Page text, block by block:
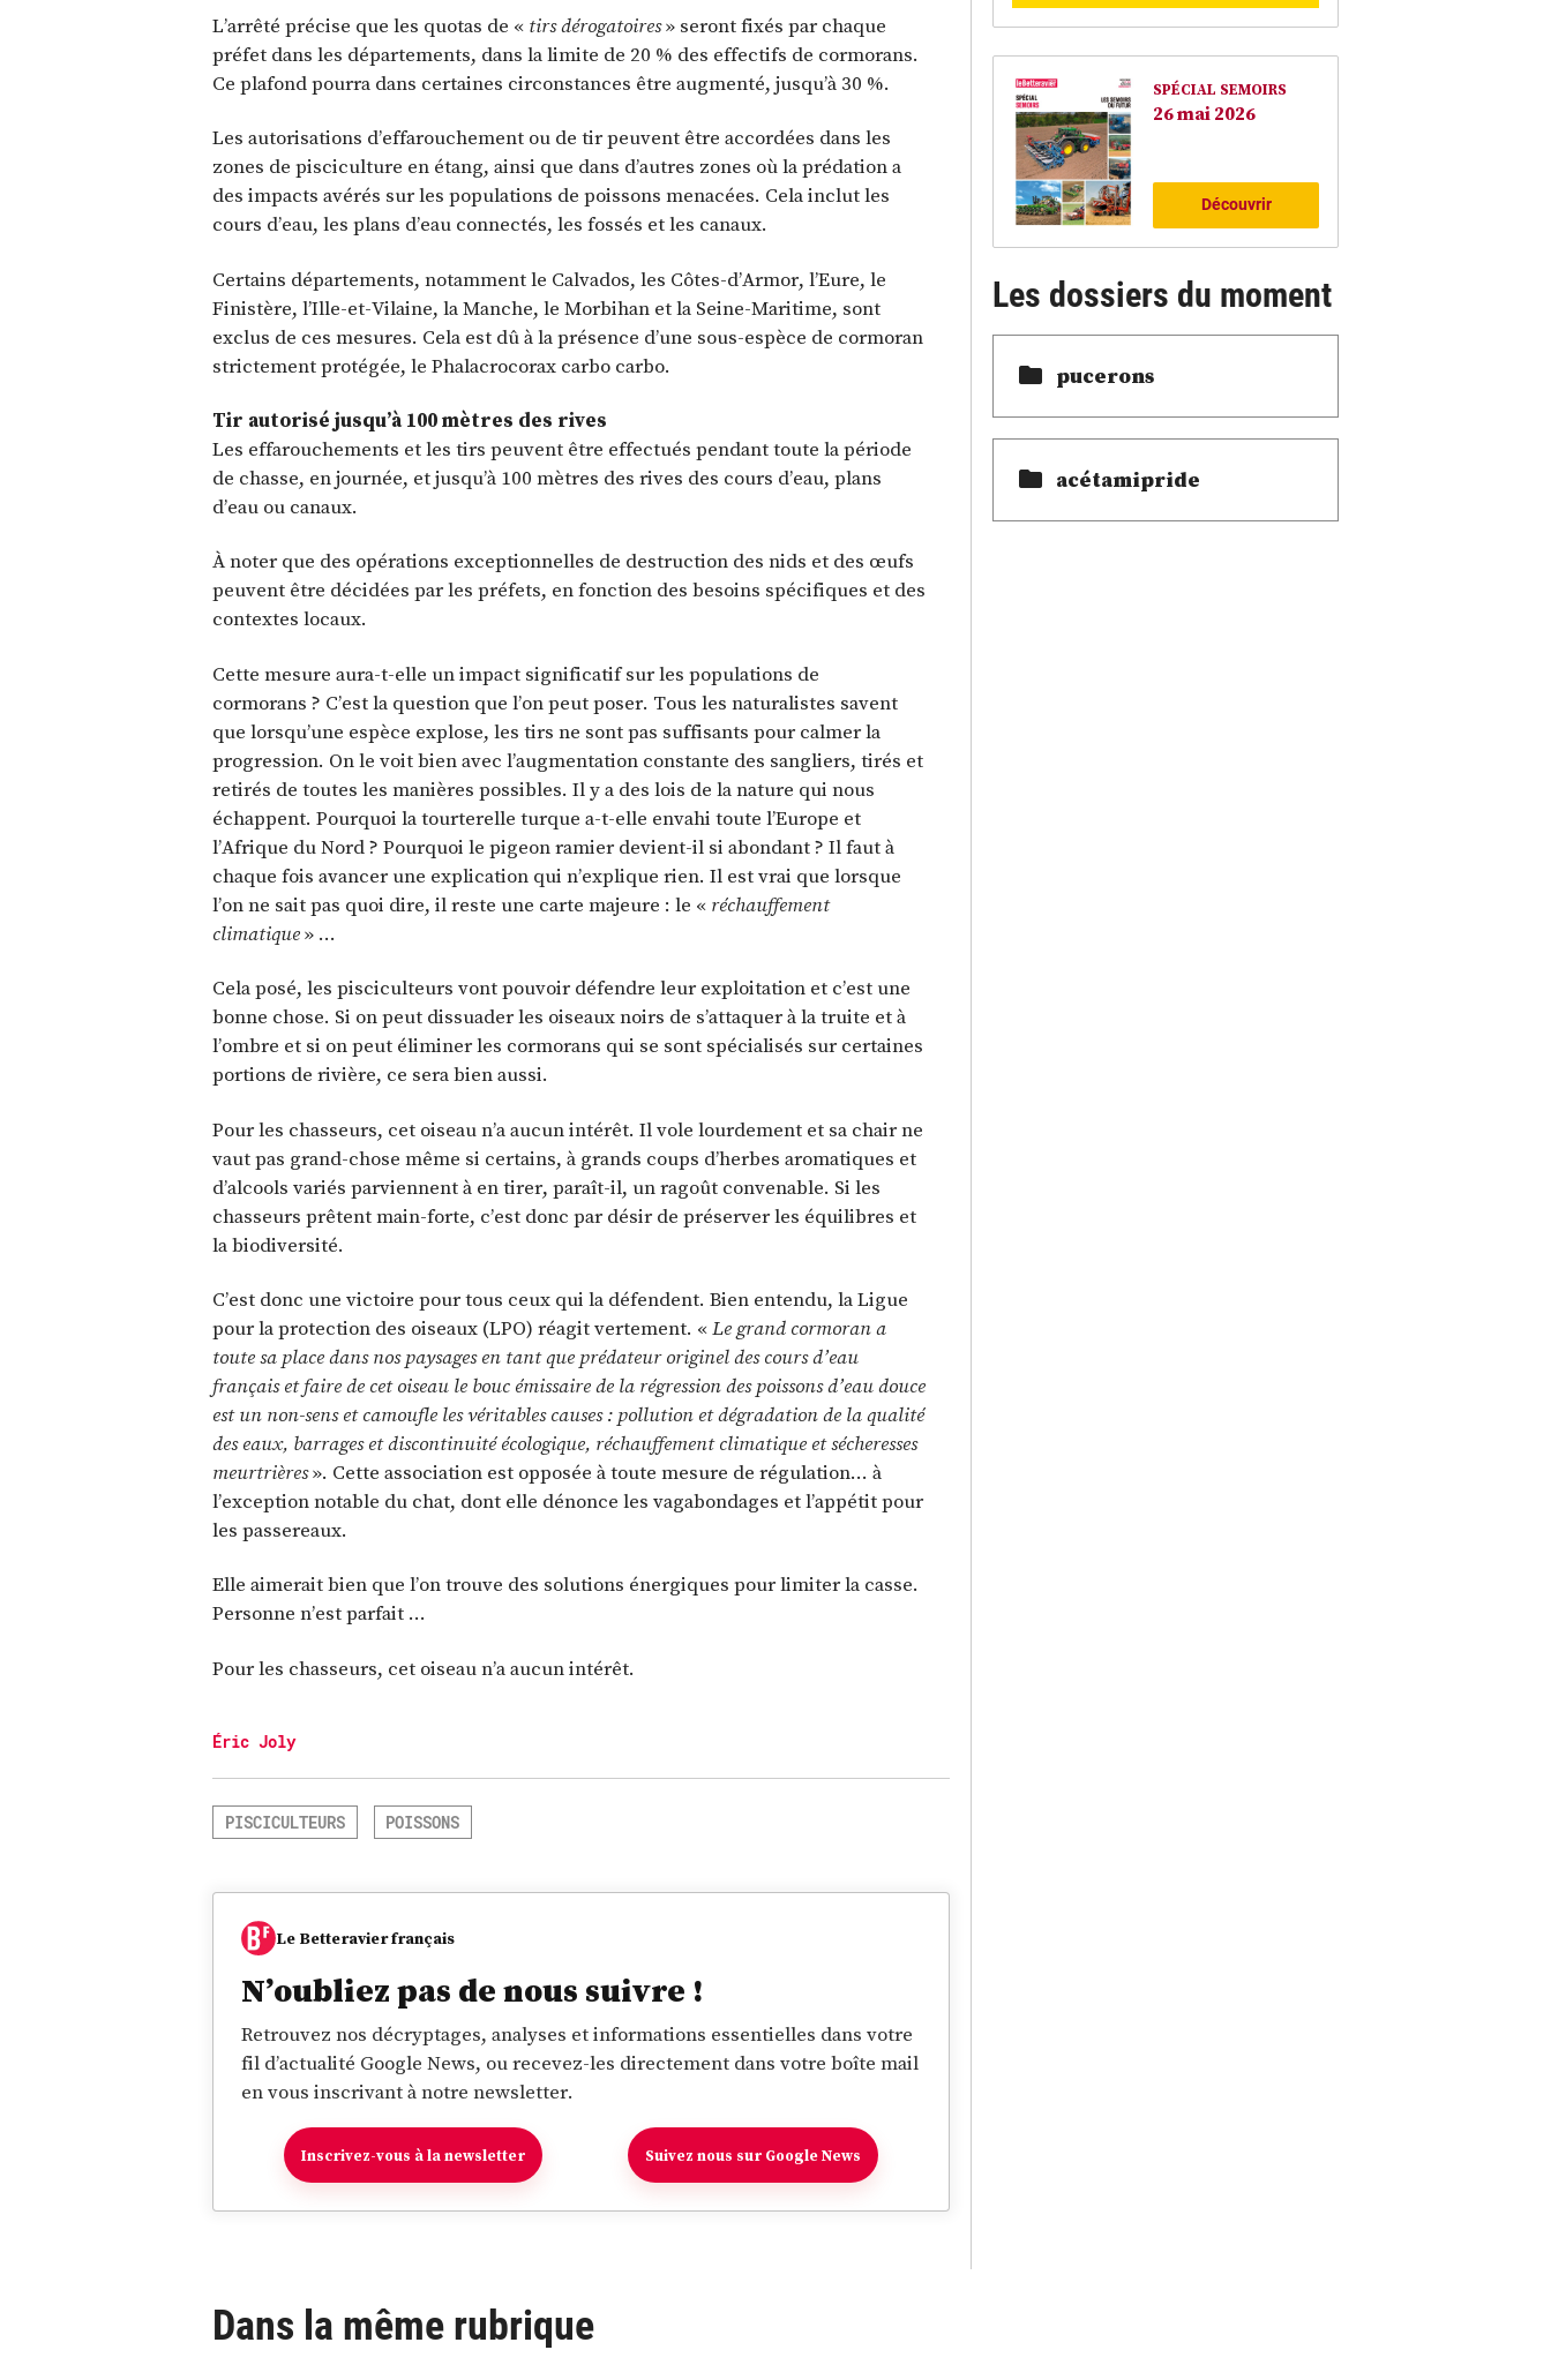
L’arrêté précise que les quotas de « tirs dérogatoires» seront fixés par chaque
préfet dans les départements, dans la limite de 20 % des effectifs de cormorans.
Ce plafond pourra dans certaines circonstances être augmenté, jusqu’à 30 %.
Les autorisations d’effarouchement ou de tir peuvent être accordées dans les
zones de pisciculture en étang, ainsi que dans d’autres zones où la prédation a
des impacts avérés sur les populations de poissons menacées. Cela inclut les
cours d’eau, les plans d’eau connectés, les fossés et les canaux.
Certains départements, notamment le Calvados, les Côtes-d’Armor, l’Eure, le
Finistère, l’Ille-et-Vilaine, la Manche, le Morbihan et la Seine-Maritime, sont
exclus de ces mesures. Cela est dû à la présence d’une sous-espèce de cormoran
strictement protégée, le Phalacrocorax carbo carbo.
Tir autorisé jusqu’à 100 mètres des rives
Les effarouchements et les tirs peuvent être effectués pendant toute la période
de chasse, en journée, et jusqu’à 100 mètres des rives des cours d’eau, plans
d’eau ou canaux.
À noter que des opérations exceptionnelles de destruction des nids et des œufs
peuvent être décidées par les préfets, en fonction des besoins spécifiques et des
contextes locaux.
Cette mesure aura-t-elle un impact significatif sur les populations de
cormorans ? C’est la question que l’on peut poser. Tous les naturalistes savent
que lorsqu’une espèce explose, les tirs ne sont pas suffisants pour calmer la
progression. On le voit bien avec l’augmentation constante des sangliers, tirés et
retirés de toutes les manières possibles. Il y a des lois de la nature qui nous
échappent. Pourquoi la tourterelle turque a-t-elle envahi toute l’Europe et
l’Afrique du Nord ? Pourquoi le pigeon ramier devient-il si abondant ? Il faut à
chaque fois avancer une explication qui n’explique rien. Il est vrai que lorsque
l’on ne sait pas quoi dire, il reste une carte majeure : le « réchauffement
climatique» …
Cela posé, les pisciculteurs vont pouvoir défendre leur exploitation et c’est une
bonne chose. Si on peut dissuader les oiseaux noirs de s’attaquer à la truite et à
l’ombre et si on peut éliminer les cormorans qui se sont spécialisés sur certaines
portions de rivière, ce sera bien aussi.
Pour les chasseurs, cet oiseau n’a aucun intérêt. Il vole lourdement et sa chair ne
vaut pas grand-chose même si certains, à grands coups d’herbes aromatiques et
d’alcools variés parviennent à en tirer, paraît-il, un ragoût convenable. Si les
chasseurs prêtent main-forte, c’est donc par désir de préserver les équilibres et
la biodiversité.
C’est donc une victoire pour tous ceux qui la défendent. Bien entendu, la Ligue
pour la protection des oiseaux (LPO) réagit vertement. «Le grand cormoran a
toute sa place dans nos paysages en tant que prédateur originel des cours d’eau
français et faire de cet oiseau le bouc émissaire de la régression des poissons d’eau douce
est un non-sens et camoufle les véritables causes : pollution et dégradation de la qualité
des eaux, barrages et discontinuité écologique, réchauffement climatique et sécheresses
meurtrières». Cette association est opposée à toute mesure de régulation… à
l’exception notable du chat, dont elle dénonce les vagabondages et l’appétit pour
les passereaux.
Elle aimerait bien que l’on trouve des solutions énergiques pour limiter la casse.
Personne n’est parfait …
Pour les chasseurs, cet oiseau n’a aucun intérêt.
Éric Joly
PISCICULTEURS POISSONS
Le Betteravier français
N’oubliez pas de nous suivre !
Retrouvez nos décryptages, analyses et informations essentielles dans votre
fil d’actualité Google News, ou recevez-les directement dans votre boîte mail
en vous inscrivant à notre newsletter.
Inscrivez-vous à la newsletter Suivez nous sur Google News
SPÉCIAL SEMOIRS
26 mai 2026
Découvrir
Les dossiers du moment
pucerons
acétamipride
Dans la même rubrique